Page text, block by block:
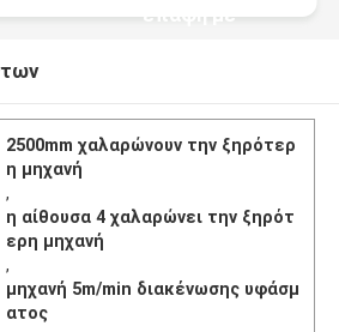
επαφή με
2500mm χαλαρώνουν την ξηρότερ
η μηχανή
,
η αίθουσα 4 χαλαρώνει την ξηρότ
ερη μηχανή
,
μηχανή 5m/min διακένωσης υφάσμ
ατος